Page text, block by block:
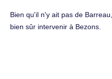
Bien qu'il n'y ait pas de
bien sûr intervenir à Bezons.